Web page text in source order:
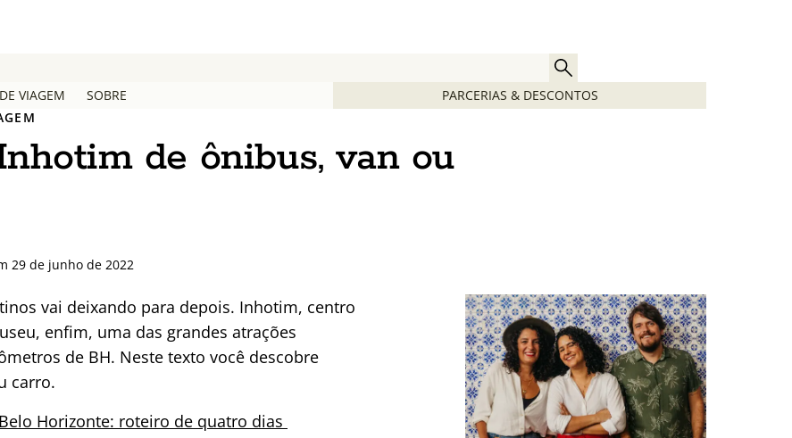
VIAGEM SOBRE
PARCERIAS & DESCONTOS
de ônibus, van ou
29 de junho de 2022
vai deixando para depois. Inhotim, centro
enfim, uma das grandes atrações
de BH. Neste texto você descobre
carro.
Horizonte: roteiro de quatro dias